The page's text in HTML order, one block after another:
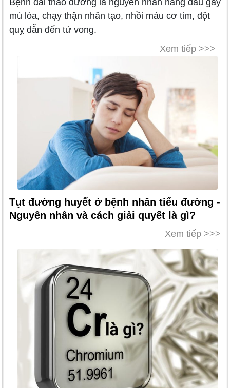
mù lòa, chạy thận nhân tạo, nhồi máu cơ tim, đột
quỵ dẫn đến tử vong.
Xem tiếp >>>
Tụt đường huyết ở bệnh nhân tiểu đường -
Nguyên nhân và cách giải quyết là gì?
Xem tiếp >>>